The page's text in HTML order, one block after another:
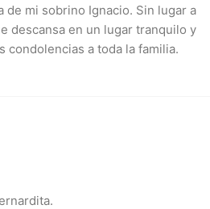
de mi sobrino Ignacio. Sin lugar a
descansa en un lugar tranquilo y
condolencias a toda la familia.